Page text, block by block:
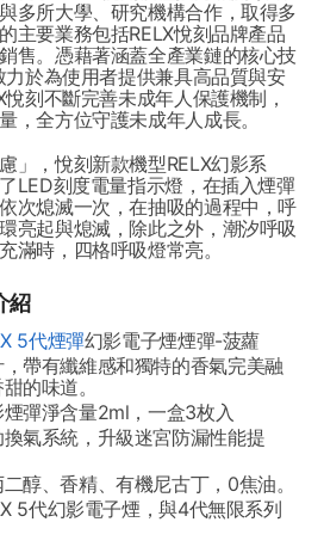
多所大學、研究機構合作，取得多
主要業務包括RELX悅刻品牌產品
售。憑藉著涵蓋全產業鏈的核心技
力於為使用者提供兼具高品質與安
刻不斷完善未成年人保護機制，
，全方位守護未成年人成長。
」，悅刻新款機型RELX幻影系
LED刻度電量指示燈，在插入煙彈
次熄滅一次，在抽吸的過程中，呼
亮起與熄滅，除此之外，潮汐呼吸
滿時，四格呼吸燈常亮。
紹
5代煙彈幻影電子煙煙彈-菠蘿
帶有纖維感和獨特的香氣完美融
的味道。
彈淨含量2ml，一盒3枚入
氣系統，升級迷宮防漏性能提
醇、香精、有機尼古丁，0焦油。
5代幻影電子煙，與4代無限系列